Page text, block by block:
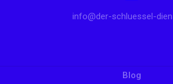
info@der-schluessel-
Blog